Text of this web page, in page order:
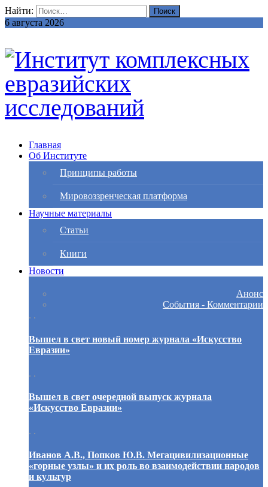
Найти:
6 августа 2026
Главная
Об Институте
Принципы работы
Мировоззренческая платформа
Научные материалы
Статьи
Книги
Новости
Анонс
События - Комментарии
. .
Вышел в свет новый номер журнала «Искусство
Евразии»
. .
Вышел в свет очередной выпуск журнала
«Искусство Евразии»
. .
Иванов А.В., Попков Ю.В. Мегацивилизационные
«горные узлы» и их роль во взаимодействии народов
и культур